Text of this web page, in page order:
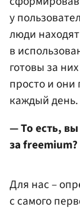
у
люди
в
готовы за
просто и они
каждый день.
— То есть,
за freemium?
Для нас –
с самого